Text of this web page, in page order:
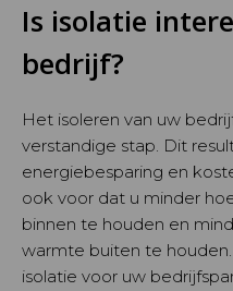
Is isolatie
bedrijf?
Het isoleren van uw
verstandige stap. Dit
energiebesparing en
ook voor dat u minder
binnen te houden en
warmte buiten te
isolatie voor uw